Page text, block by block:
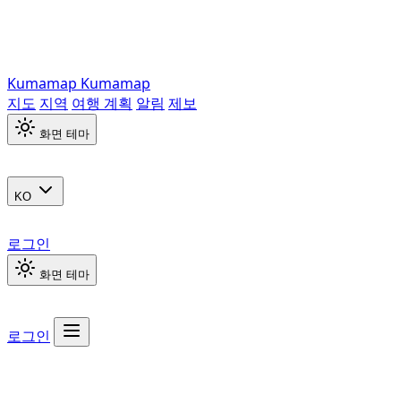
Kumamap Kumamap
지도 지역 여행 계획 알림 제보
화면 테마
KO
로그인
화면 테마
로그인